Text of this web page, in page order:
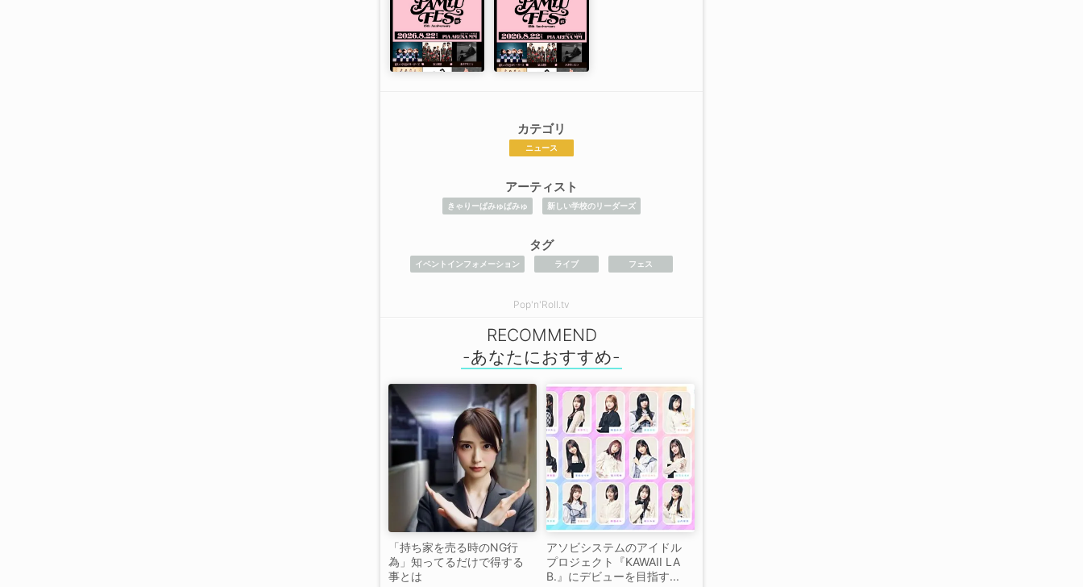
カテゴリ
ニュース
アーティスト
きゃりーぱみゅぱみゅ 新しい学校のリーダーズ
タグ
イベントインフォメーション ライブ フェス
Pop'n'Roll.tv
RECOMMEND
「持ち家を売る時のNG行
為」知ってるだけで得する
事とは
アソビシステムのアイドル
プロジェクト『KAWAII LA
B.』にデビューを目指す...